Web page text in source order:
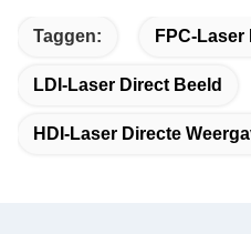
Taggen: FPC-
LDI-Laser Direct Beeld
HDI-Laser Directe